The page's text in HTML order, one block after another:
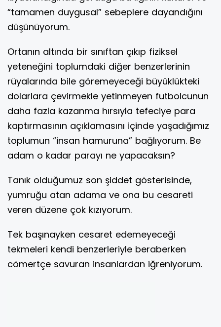
“tamamen duygusal” sebeplere dayandığını
düşünüyorum.
Ortanın altında bir sınıftan çıkıp fiziksel
yeteneğini toplumdaki diğer benzerlerinin
rüyalarında bile göremeyeceği büyüklükteki
dolarlara çevirmekle yetinmeyen futbolcunun
daha fazla kazanma hırsıyla tefeciye para
kaptırmasının açıklamasını içinde yaşadığımız
toplumun “insan hamuruna” bağlıyorum. Be
adam o kadar parayı ne yapacaksın?
Tanık olduğumuz son şiddet gösterisinde,
yumruğu atan adama ve ona bu cesareti
veren düzene çok kızıyorum.
Tek başınayken cesaret edemeyeceği
tekmeleri kendi benzerleriyle beraberken
cömertçe savuran insanlardan iğreniyorum.